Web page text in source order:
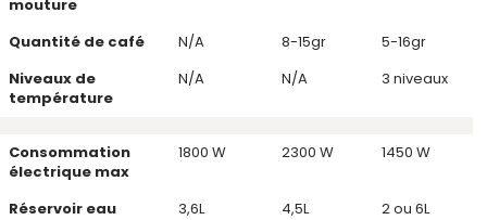
mouture
Quantité de café N/A 8-15gr
5-16gr
Niveaux de
température
N/A N/A 3 niveaux
Consommation
électrique max
1800 W 2300 W 1450 W
Réservoir eau 3,6L 4,5L
2 ou 6L